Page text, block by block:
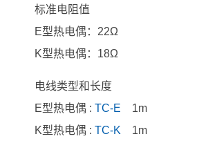
标准电阻值
E型热电偶：22Ω
K型热电偶：18Ω
电线类型和长度
E型热电偶 : TC-E 1m
K型热电偶 : TC-K 1m